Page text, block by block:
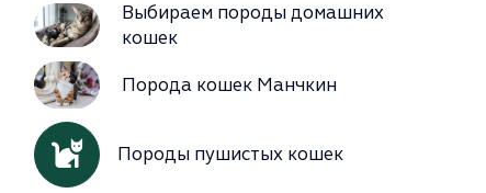
Выбираем породы домашних
кошек
Порода кошек Манчкин
Породы пушистых кошек